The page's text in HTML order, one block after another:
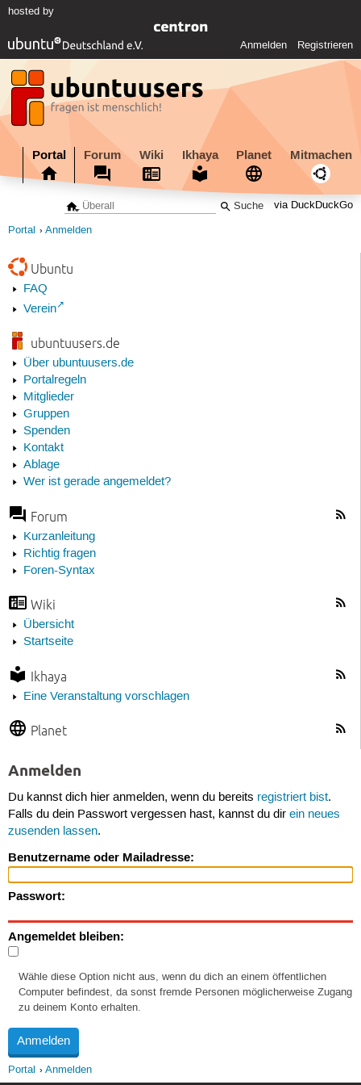
hosted by
Anmelden Registrieren
Portal Forum Wiki Ikhaya Planet Mitmachen
via DuckDuckGo
Portal Anmelden
Ubuntu
FAQ
Verein
ubuntuusers.de
Über ubuntuusers.de
Portalregeln
Mitglieder
Gruppen
Spenden
Kontakt
Ablage
Wer ist gerade angemeldet?
Forum
Kurzanleitung
Richtig fragen
Foren-Syntax
Wiki
Übersicht
Startseite
Ikhaya
Eine Veranstaltung vorschlagen
Planet
Anmelden
Du kannst dich hier anmelden, wenn du bereits registriert bist.
Falls du dein Passwort vergessen hast, kannst du dir ein neues
zusenden lassen.
Benutzername oder Mailadresse:
Passwort:
Angemeldet bleiben:
Wähle diese Option nicht aus, wenn du dich an einem öffentlichen
Computer befindest, da sonst fremde Personen möglicherweise Zugang
zu deinem Konto erhalten.
Portal Anmelden